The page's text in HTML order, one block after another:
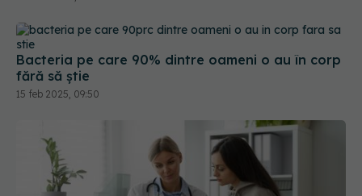
Bacteria pe care 90% dintre oameni o au în corp
fără să știe
15 feb 2025, 09:50